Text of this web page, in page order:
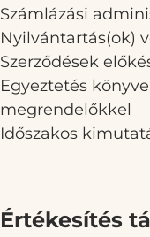
Számlázási
Nyilvántartás(ok)
Szerződések
Egyeztetés
megrendelőkkel
Időszakos
Értékesítés